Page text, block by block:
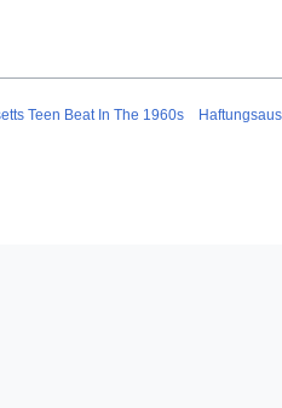
Teen Beat In The 1960s